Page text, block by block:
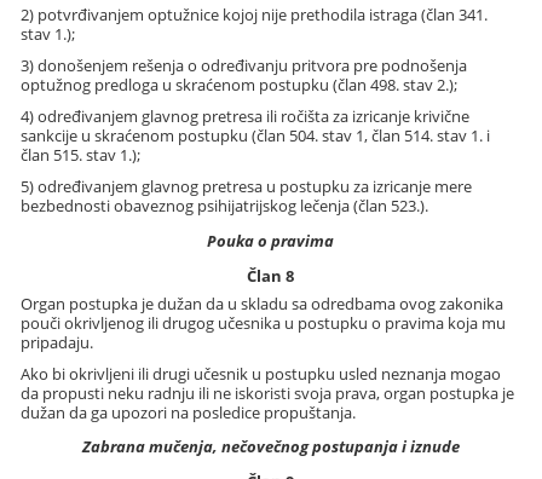
2) potvrđivanjem optužnice kojoj nije prethodila istraga (član 341.
stav 1.);
3) donošenjem rešenja o određivanju pritvora pre podnošenja
optužnog predloga u skraćenom postupku (član 498. stav 2.);
4) određivanjem glavnog pretresa ili ročišta za izricanje krivične
sankcije u skraćenom postupku (član 504. stav 1, član 514. stav 1. i
član 515. stav 1.);
5) određivanjem glavnog pretresa u postupku za izricanje mere
bezbednosti obaveznog psihijatrijskog lečenja (član 523.).
Pouka o pravima
Član 8
Organ postupka je dužan da u skladu sa odredbama ovog zakonika
pouči okrivljenog ili drugog učesnika u postupku o pravima koja mu
pripadaju.
Ako bi okrivljeni ili drugi učesnik u postupku usled neznanja mogao
da propusti neku radnju ili ne iskoristi svoja prava, organ postupka je
dužan da ga upozori na posledice propuštanja.
Zabrana mučenja, nečovečnog postupanja i iznude